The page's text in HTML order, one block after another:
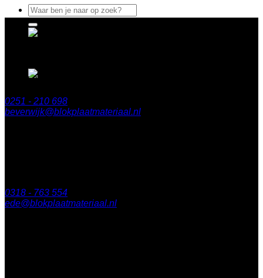
Zoeken
naar:
Parallelweg 122a
0251 - 210 698
beverwijk@blokplaatmateriaal.nl
0318 - 763 554
ede@blokplaatmateriaal.nl